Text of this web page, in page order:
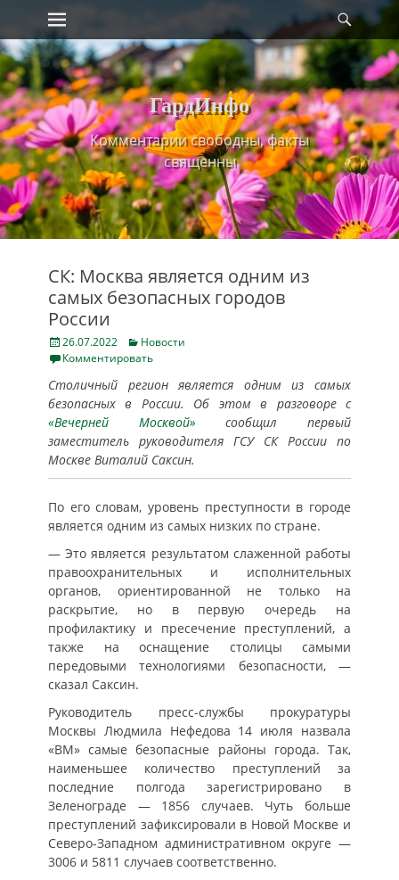
Skip
to
content
Primary Menu
ГардИнфо
Комментарии свободны, факты
священны
СК: Москва является одним из
самых безопасных городов
России
Posted
on
26.07.2022 Categories
Новости
Комментировать
Столичный регион является одним из самых
безопасных в России. Об этом в разговоре с
«Вечерней Москвой» сообщил первый
заместитель руководителя ГСУ СК России по
Москве Виталий Саксин.
По его словам, уровень преступности в городе
является одним из самых низких по стране.
— Это является результатом слаженной работы
правоохранительных и исполнительных
органов, ориентированной не только на
раскрытие, но в первую очередь на
профилактику и пресечение преступлений, а
также на оснащение столицы самыми
передовыми технологиями безопасности, —
сказал Саксин.
Руководитель пресс-службы прокуратуры
Москвы Людмила Нефедова 14 июля назвала
«ВМ» самые безопасные районы города. Так,
наименьшее количество преступлений за
последние полгода зарегистрировано в
Зеленограде — 1856 случаев. Чуть больше
преступлений зафиксировали в Новой Москве и
Северо-Западном административном округе —
3006 и 5811 случаев соответственно.